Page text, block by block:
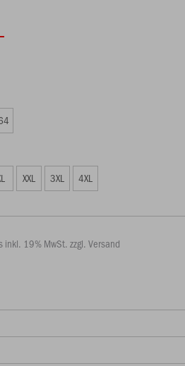
XXL 3XL 4XL
inkl. 19% MwSt. zzgl. Versand